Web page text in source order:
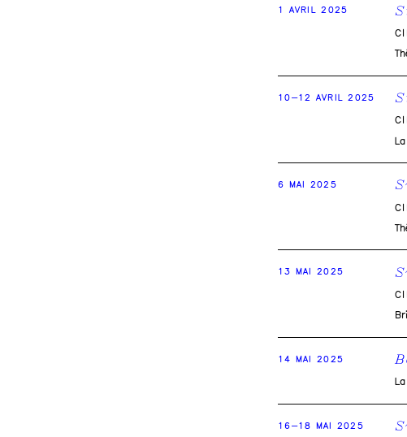
1 AVRIL 2025
10–12 AVRIL 2025
6 MAI 2025
13 MAI 2025
14 MAI 2025
16–18 MAI 2025